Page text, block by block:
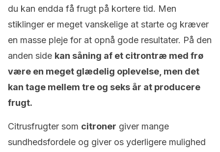
du kan endda få frugt på kortere tid. Men
stiklinger er meget vanskelige at starte og kræver
en masse pleje for at opnå gode resultater. På den
anden side kan såning af et citrontræ med frø
være en meget glædelig oplevelse, men det
kan tage mellem tre og seks år at producere
frugt.
Citrusfrugter som citroner giver mange
sundhedsfordele og giver os yderligere mulighed